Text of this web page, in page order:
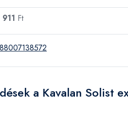
Ft
a Kavalan Solist